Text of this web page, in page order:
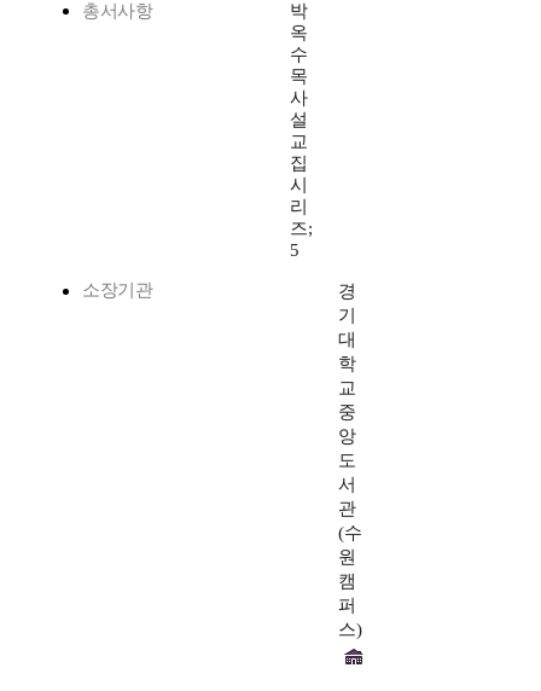
총서사항
박
옥
수
목
사
설
교
집
시
리
즈;
5
소장기관
경
기
대
학
교
중
앙
도
서
관
(수
원
캠
퍼
스)